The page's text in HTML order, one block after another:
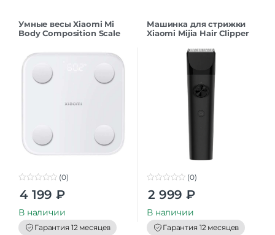
Умные весы Xiaomi Mi
Body Composition Scale
o
t
o
f
5
(0)
4 199 ₽
В наличии
Гарантия 12 месяцев
Машинка для стрижки
Xiaomi Mijia Hair Clipper
o
t
o
f
5
(0)
2 999 ₽
В наличии
Гарантия 12 месяцев